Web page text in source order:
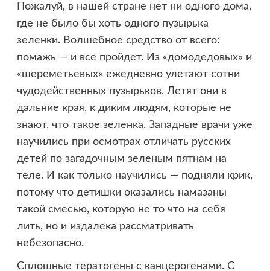
Пожалуй, в нашей стране нет ни одного дома,
где не было бы хоть одного пузырька
зеленки. Волшебное средство от всего:
помажь — и все пройдет. Из «домодедовых» и
«шереметьевых» ежедневно улетают сотни
чудодейственных пузырьков. Летят они в
дальние края, к диким людям, которые не
знают, что такое зеленка. Западные врачи уже
научились при осмотрах отличать русских
детей по загадочным зеленым пятнам на
теле. И как только научились — подняли крик,
потому что детишки оказались намазаны
такой смесью, которую не то что на себя
лить, но и издалека рассматривать
небезопасно.
Сплошные тератогены с канцерогенами. С